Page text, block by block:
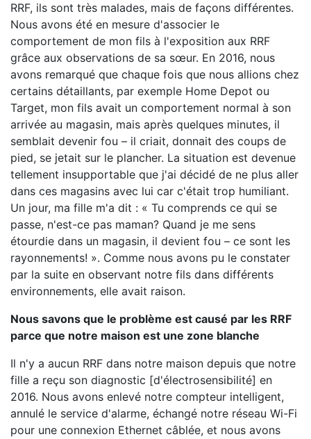
RRF, ils sont très malades, mais de façons différentes.
Nous avons été en mesure d'associer le
comportement de mon fils à l'exposition aux RRF
grâce aux observations de sa sœur. En 2016, nous
avons remarqué que chaque fois que nous allions chez
certains détaillants, par exemple Home Depot ou
Target, mon fils avait un comportement normal à son
arrivée au magasin, mais après quelques minutes, il
semblait devenir fou – il criait, donnait des coups de
pied, se jetait sur le plancher. La situation est devenue
tellement insupportable que j'ai décidé de ne plus aller
dans ces magasins avec lui car c'était trop humiliant.
Un jour, ma fille m'a dit : « Tu comprends ce qui se
passe, n'est-ce pas maman? Quand je me sens
étourdie dans un magasin, il devient fou – ce sont les
rayonnements! ». Comme nous avons pu le constater
par la suite en observant notre fils dans différents
environnements, elle avait raison.
Nous savons que le problème est causé par les RRF
parce que notre maison est une zone blanche
Il n'y a aucun RRF dans notre maison depuis que notre
fille a reçu son diagnostic [d'électrosensibilité] en
2016. Nous avons enlevé notre compteur intelligent,
annulé le service d'alarme, échangé notre réseau Wi-Fi
pour une connexion Ethernet câblée, et nous avons